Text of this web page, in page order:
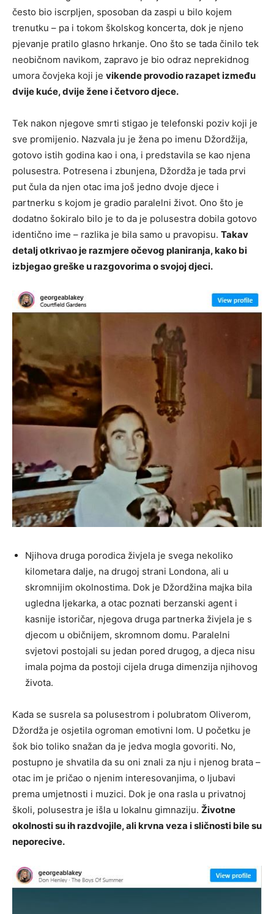
često bio iscrpljen, sposoban da zaspi u bilo kojem
trenutku – pa i tokom školskog koncerta, dok je njeno
pjevanje pratilo glasno hrkanje. Ono što se tada činilo tek
neobičnom navikom, zapravo je bio odraz neprekidnog
umora čovjeka koji je vikende provodio razapet između
dvije kuće, dvije žene i četvoro djece.
Tek nakon njegove smrti stigao je telefonski poziv koji je
sve promijenio. Nazvala ju je žena po imenu Džordžija,
gotovo istih godina kao i ona, i predstavila se kao njena
polusestra. Potresena i zbunjena, Džordža je tada prvi
put čula da njen otac ima još jedno dvoje djece i
partnerku s kojom je gradio paralelni život. Ono što je
dodatno šokiralo bilo je to da je polusestra dobila gotovo
identično ime – razlika je bila samo u pravopisu. Takav
detalj otkrivao je razmjere očevog planiranja, kako bi
izbjegao greške u razgovorima o svojoj djeci.
Njihova druga porodica živjela je svega nekoliko
kilometara dalje, na drugoj strani Londona, ali u
skromnijim okolnostima. Dok je Džordžina majka bila
ugledna ljekarka, a otac poznati berzanski agent i
kasnije istoričar, njegova druga partnerka živjela je s
djecom u običnijem, skromnom domu. Paralelni
svjetovi postojali su jedan pored drugog, a djeca nisu
imala pojma da postoji cijela druga dimenzija njihovog
života.
Kada se susrela sa polusestrom i polubratom Oliverom,
Džordža je osjetila ogroman emotivni lom. U početku je
šok bio toliko snažan da je jedva mogla govoriti. No,
postupno je shvatila da su oni znali za nju i njenog brata –
otac im je pričao o njenim interesovanjima, o ljubavi
prema umjetnosti i muzici. Dok je ona rasla u privatnoj
školi, polusestra je išla u lokalnu gimnaziju. Životne
okolnosti su ih razdvojile, ali krvna veza i sličnosti bile su
neporecive.